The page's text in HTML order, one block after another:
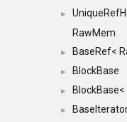
►
RawMem
► BaseRef<
► BlockBase
►
►